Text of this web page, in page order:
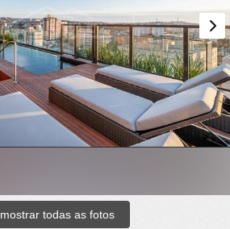
mostrar todas as fotos